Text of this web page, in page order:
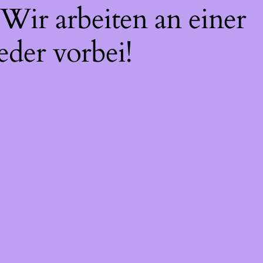
arbeiten an einer
vorbei!